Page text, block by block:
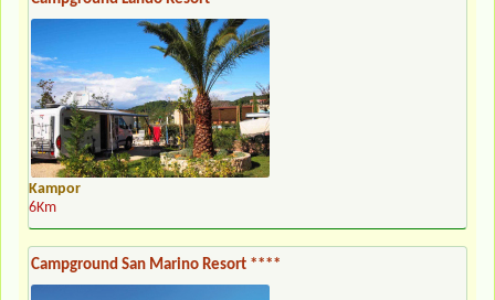
Kampor
6Km
Campground San Marino Resort ****